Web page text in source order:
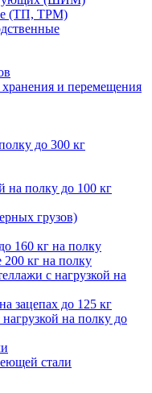
(ТП, ТРМ)
и перемещения
до 300 кг
на полку до 100 кг
грузов)
160 кг на полку
кг на полку
с нагрузкой на
зацепах до 125 кг
на полку до
стали